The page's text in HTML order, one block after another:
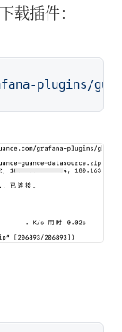
载插件：
plugins/gu